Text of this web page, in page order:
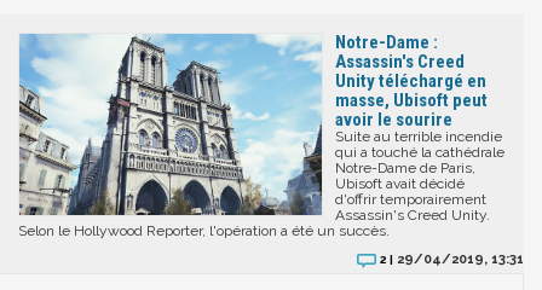
Notre-Dame :
Assassin's Creed
Unity téléchargé en
masse, Ubisoft peut
avoir le sourire
Suite au terrible incendie
qui a touché la cathédrale
Notre-Dame de Paris,
Ubisoft avait décidé
d'offrir temporairement
Assassin's Creed Unity.
Selon le Hollywood Reporter, l'opération a été un succès.
2 | 29/04/2019, 13:31